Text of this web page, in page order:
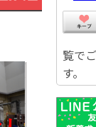
覧で
す。